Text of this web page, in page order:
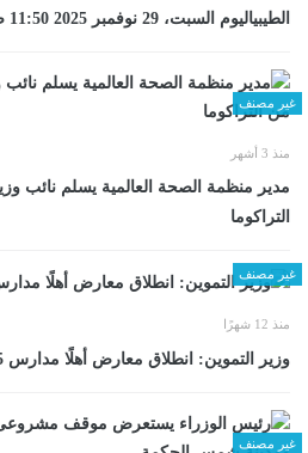
الطيبياليوم السبت، 29 نوفمبر 2025 11:50 صـ
غير مصنف
منذ 3 أشهر
مدير منظمة الصحة العالمية يسلم نائب
التراكوما
غير مصنف
منذ 12 شهرًا
وزير التموين: انطلاق معارض أهلًا مدارس 2025 اعتبارا من 1 سبتمبر
غير مصنف